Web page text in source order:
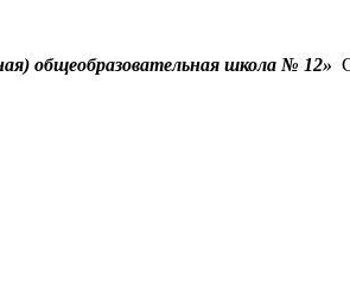
общеобразовательная школа № 12»